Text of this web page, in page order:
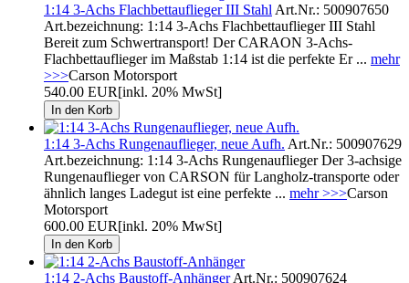
1:14 3-Achs Flachbettauflieger III Stahl Art.Nr.: 500907650
Art.bezeichnung: 1:14 3-Achs Flachbettauflieger III Stahl
Bereit zum Schwertransport! Der CARAON 3-Achs-
Flachbettauflieger im Maßstab 1:14 ist die perfekte Er ... mehr
>>>Carson Motorsport
540.00 EUR[inkl. 20% MwSt]
1:14 3-Achs Rungenauflieger, neue Aufh. Art.Nr.: 500907629
Art.bezeichnung: 1:14 3-Achs Rungenauflieger Der 3-achsige
Rungenauflieger von CARSON für Langholz-transporte oder
ähnlich langes Ladegut ist eine perfekte ... mehr >>>Carson
Motorsport
600.00 EUR[inkl. 20% MwSt]
1:14 2-Achs Baustoff-AnhängerArt.Nr.: 500907624